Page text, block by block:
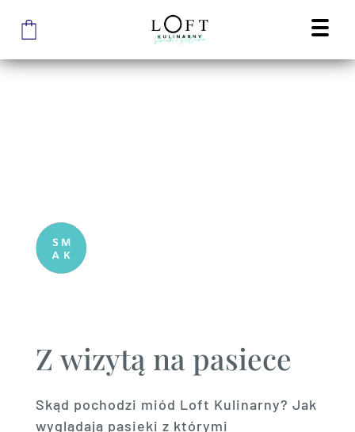
Z wizytą na pasiece
Skąd pochodzi miód Loft Kulinarny? Jak
wyglądają pasieki z którymi